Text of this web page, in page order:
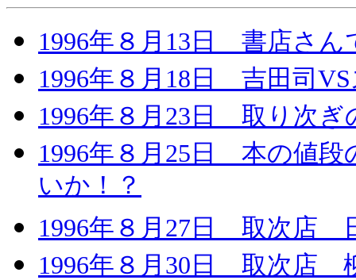
1996年８月13日 書店さ
1996年８月18日 吉田司
1996年８月23日 取り次ぎ
1996年８月25日 本の値
いか！？
1996年８月27日 取次店
1996年８月30日 取次店